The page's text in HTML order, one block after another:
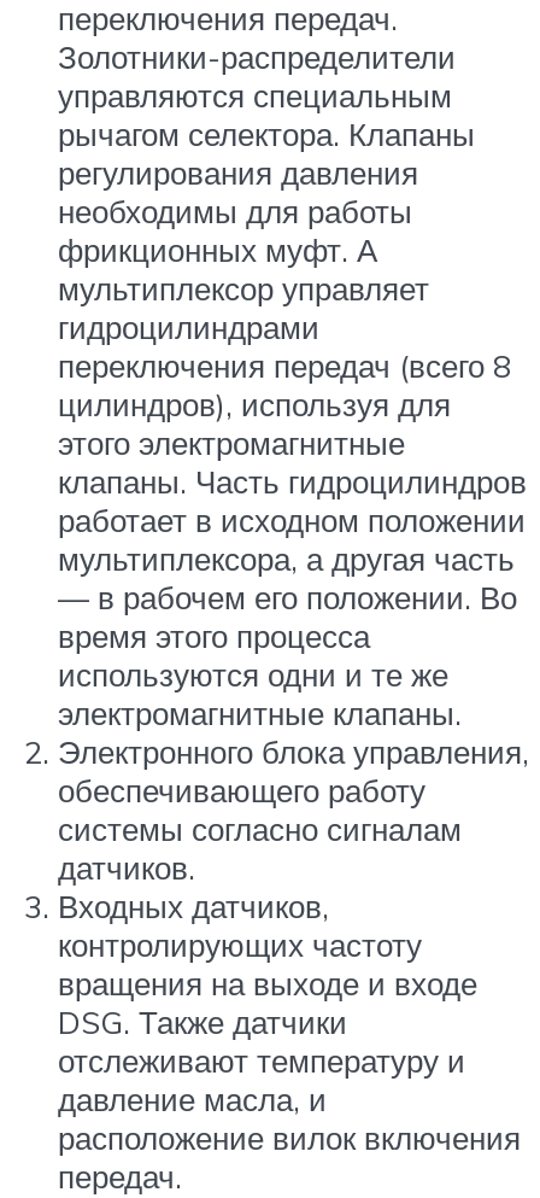
переключения передач.
Золотники-распределители
управляются специальным
рычагом селектора. Клапаны
регулирования давления
необходимы для работы
фрикционных муфт. А
мультиплексор управляет
гидроцилиндрами
переключения передач (всего 8
цилиндров), используя для
этого электромагнитные
клапаны. Часть гидроцилиндров
работает в исходном положении
мультиплексора, а другая часть
— в рабочем его положении. Во
время этого процесса
используются одни и те же
электромагнитные клапаны.
Электронного блока управления,
обеспечивающего работу
системы согласно сигналам
датчиков.
Входных датчиков,
контролирующих частоту
вращения на выходе и входе
DSG. Также датчики
отслеживают температуру и
давление масла, и
расположение вилок включения
передач.